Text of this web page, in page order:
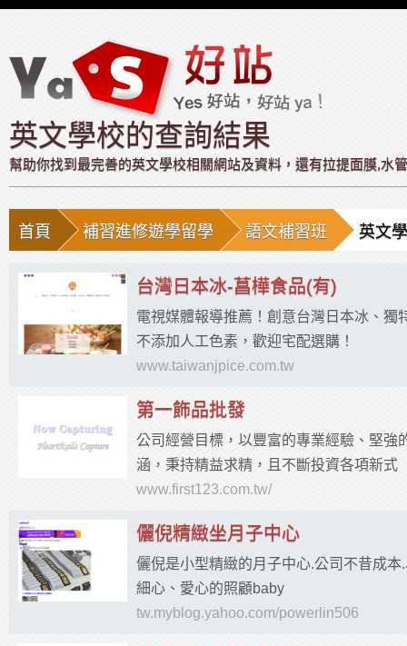
英文學校的查詢結果
幫助你找到最完善的英文學校相關網站及資料，還有拉提面膜,水
首頁 補習進修遊學留學 語文補習班 英文
台灣日本冰-菖樺食品(有)
電視媒體報導推薦！創意台灣日本冰、獨
不添加人工色素，歡迎宅配選購！
www.taiwanjpice.com.tw
第一飾品批發
公司經營目標，以豐富的專業經驗、堅強
涵，秉持精益求精，且不斷投資各項新式
www.first123.com.tw/
儷倪精緻坐月子中心
儷倪是小型精緻的月子中心.公司不昔成
細心、愛心的照顧baby
tw.myblog.yahoo.com/powerlin506